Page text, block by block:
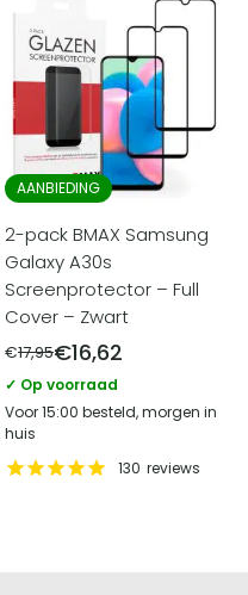
AANBIEDING
2-pack BMAX Samsung
Galaxy A30s
Screenprotector – Full
Cover – Zwart
€17,95€16,62
✓ Op voorraad
Voor 15:00 besteld, morgen in
huis
130 reviews